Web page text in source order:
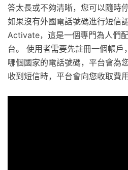
答太長或不夠清晰，您可以隨時
如果沒有外國電話號碼進行短信
Activate，這是一個專門為人們
台。 使用者需要先註冊一個帳戶
哪個國家的電話號碼，平台會為
收到短信時，平台會向您收取費用